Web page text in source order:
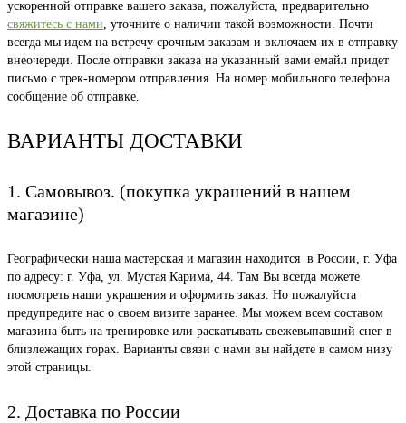
ускоренной отправке вашего заказа, пожалуйста, предварительно
свяжитесь с нами, уточните о наличии такой возможности. Почти
всегда мы идем на встречу срочным заказам и включаем их в отправку
внеочереди. После отправки заказа на указанный вами емайл придет
письмо с трек-номером отправления. На номер мобильного телефона
сообщение об отправке.
ВАРИАНТЫ ДОСТАВКИ
1. Самовывоз. (покупка украшений в нашем
магазине)
Географически наша мастерская и магазин находится в России, г. Уфа
по адресу: г. Уфа, ул. Мустая Карима, 44. Там Вы всегда можете
посмотреть наши украшения и оформить заказ. Но пожалуйста
предупредите нас о своем визите заранее. Мы можем всем составом
магазина быть на тренировке или раскатывать свежевыпавший снег в
близлежащих горах. Варианты связи с нами вы найдете в самом низу
этой страницы.
2. Доставка по России